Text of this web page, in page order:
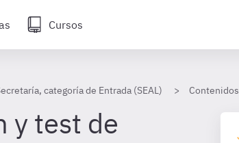
Cursos
categoría de Entrada (SEAL) Contenidos
y test de